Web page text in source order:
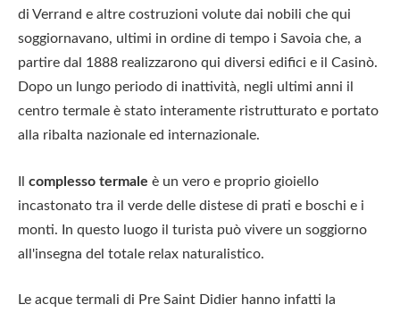
di Verrand e altre costruzioni volute dai nobili che qui
soggiornavano, ultimi in ordine di tempo i Savoia che, a
partire dal 1888 realizzarono qui diversi edifici e il Casinò.
Dopo un lungo periodo di inattività, negli ultimi anni il
centro termale è stato interamente ristrutturato e portato
alla ribalta nazionale ed internazionale.
complesso termale è un vero e proprio gioiello
incastonato tra il verde delle distese di prati e boschi e i
monti. In questo luogo il turista può vivere un soggiorno
all'insegna del totale relax naturalistico.
Le acque termali di Pre Saint Didier hanno infatti la